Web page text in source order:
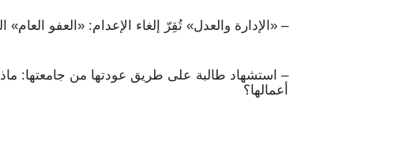
– «الإدارة والعدل» تُقِرّ إلغاء الإعدام: «العفو العام»
– استشهاد طالبة على طريق عودتها من جامعتها:
أعمالها؟